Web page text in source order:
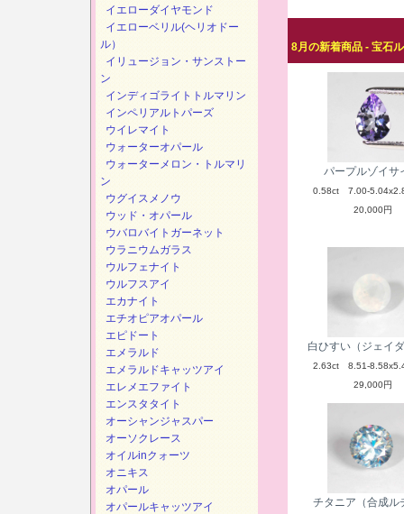
8月の新着商品 - 宝石
パープルゾイサ
0.58ct 7.00-
20,000円
白ひすい（ジェイ
2.63ct 8.51-
29,000円
チタニア（合成ル
イエローダイヤモンド
イエローベリル(ヘリオドー
ル）
イリュージョン・サンストー
ン
インディゴライトトルマリン
インペリアルトパーズ
ウイレマイト
ウォーターオパール
ウォーターメロン・トルマリ
ン
ウグイスメノウ
ウッド・オパール
ウバロバイトガーネット
ウラニウムガラス
ウルフェナイト
ウルフスアイ
エカナイト
エチオピアオパール
エピドート
エメラルド
エメラルドキャッツアイ
エレメエファイト
エンスタタイト
オーシャンジャスパー
オーソクレース
オイルinクォーツ
オニキス
オパール
オパールキャッツアイ